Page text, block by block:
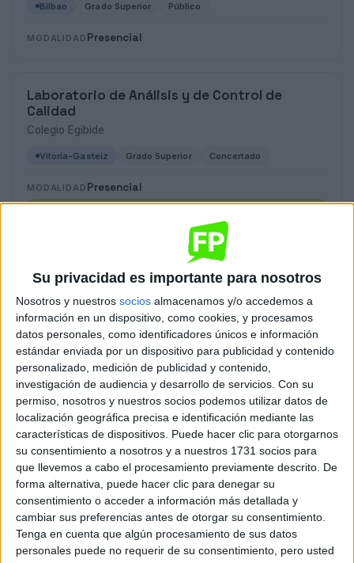
Su privacidad es importante para nosotros
Nosotros y nuestros socios almacenamos y/o accedemos a
información en un dispositivo, como cookies, y procesamos
datos personales, como identificadores únicos e información
estándar enviada por un dispositivo para publicidad y contenido
personalizado, medición de publicidad y contenido,
investigación de audiencia y desarrollo de servicios. Con su
permiso, nosotros y nuestros socios podemos utilizar datos de
localización geográfica precisa e identificación mediante las
características de dispositivos. Puede hacer clic para otorgarnos
su consentimiento a nosotros y a nuestros 1731 socios para
que llevemos a cabo el procesamiento previamente descrito. De
forma alternativa, puede hacer clic para denegar su
consentimiento o acceder a información más detallada y
cambiar sus preferencias antes de otorgar su consentimiento.
Tenga en cuenta que algún procesamiento de sus datos
personales puede no requerir de su consentimiento, pero usted
Bilbao Grado Superior Público
MODALIDAD Presencial
Laboratorio de Análisis y de Control de
Calidad
Colegio Egibide
Vitoria-Gasteiz Grado Superior Concertado
MODALIDAD Presencial
Laboratorio de Análisis y de Control de
CIFP Vicente Blasco Ibáñez
Valencia Grado Superior Público
MODALIDADPresencial
Quiero saber más
Laboratorio de Análisis y de Control de
Calidad
IES Doctor Peset Aleixandre
Paterna Grado Superior Público
MODALIDADPresencial